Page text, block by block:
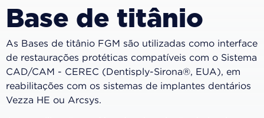
Base de titânio
As Bases de titânio FGM são utilizadas como interface
de restaurações protéticas compatíveis com o Sistema
CAD/CAM - CEREC (Dentisply-Sirona®, EUA), em
reabilitações com os sistemas de implantes dentários
Vezza HE ou Arcsys.